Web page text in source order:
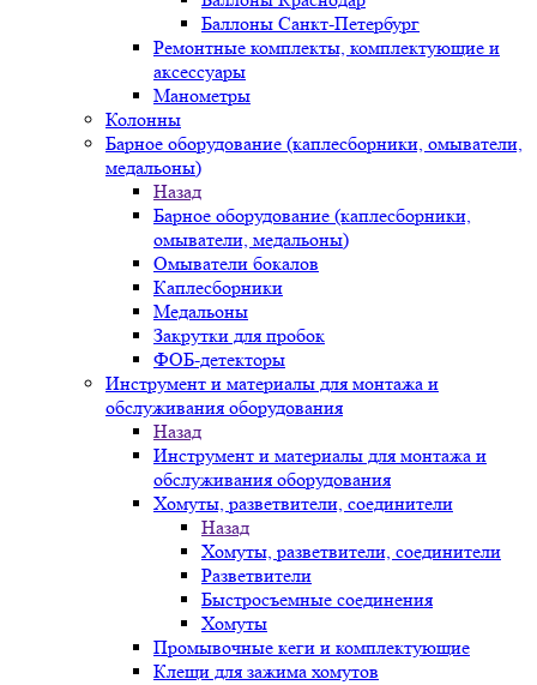
Баллоны Санкт-Петербург
Ремонтные комплекты, комплектующие и
аксессуары
Манометры
Колонны
Барное оборудование (каплесборники, омыватели,
медальоны)
Назад
Барное оборудование (каплесборники,
омыватели, медальоны)
Омыватели бокалов
Каплесборники
Медальоны
Закрутки для пробок
ФОБ-детекторы
Инструмент и материалы для монтажа и
обслуживания оборудования
Назад
Инструмент и материалы для монтажа и
обслуживания оборудования
Хомуты, разветвители, соединители
Назад
Хомуты, разветвители, соединители
Разветвители
Быстросъемные соединения
Хомуты
Промывочные кеги и комплектующие
Клещи для зажима хомутов